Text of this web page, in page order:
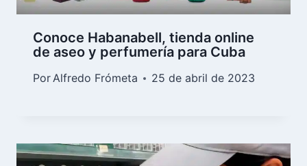
Conoce Habanabell, tienda online
de aseo y perfumería para Cuba
PorAlfredo Frómeta 25 de abril de 2023